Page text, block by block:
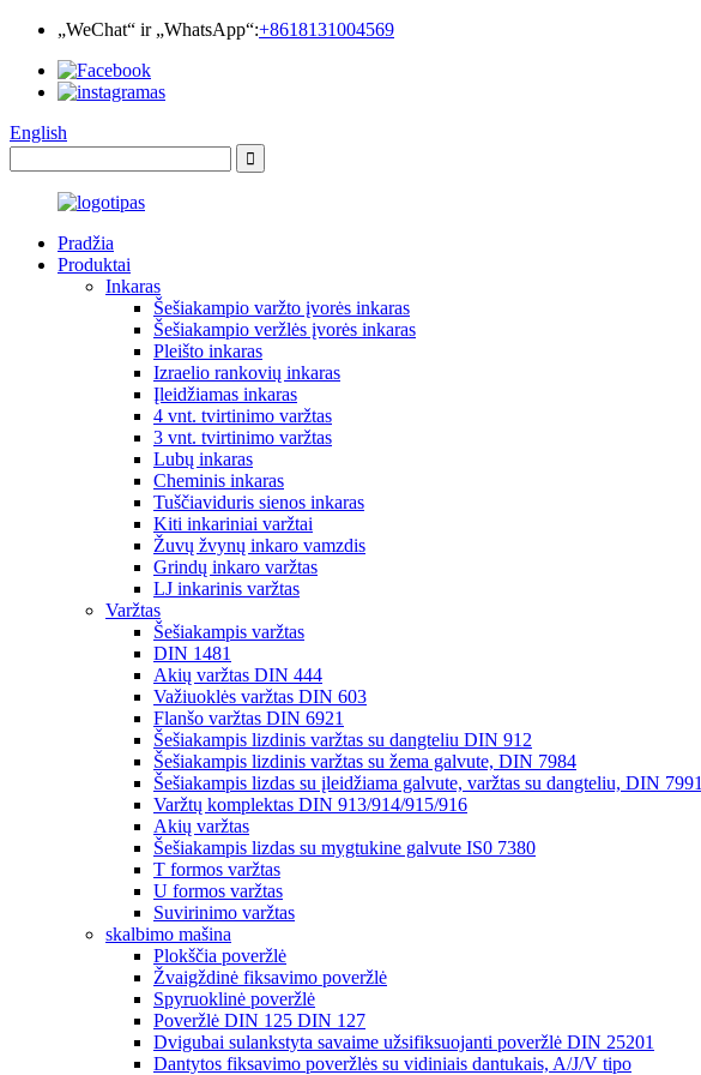
„WeChat“ ir „WhatsApp“:+8618131004569
English
Pradžia
Produktai
Inkaras
Šešiakampio varžto įvorės inkaras
Šešiakampio veržlės įvorės inkaras
Pleišto inkaras
Izraelio rankovių inkaras
Įleidžiamas inkaras
4 vnt. tvirtinimo varžtas
3 vnt. tvirtinimo varžtas
Lubų inkaras
Cheminis inkaras
Tuščiaviduris sienos inkaras
Kiti inkariniai varžtai
Žuvų žvynų inkaro vamzdis
Grindų inkaro varžtas
LJ inkarinis varžtas
Varžtas
Šešiakampis varžtas
DIN 1481
Akių varžtas DIN 444
Važiuoklės varžtas DIN 603
Flanšo varžtas DIN 6921
Šešiakampis lizdinis varžtas su dangteliu DIN 912
Šešiakampis lizdinis varžtas su žema galvute, DIN 7984
Šešiakampis lizdas su įleidžiama galvute, varžtas su dangteliu, DIN 7991
Varžtų komplektas DIN 913/914/915/916
Akių varžtas
Šešiakampis lizdas su mygtukine galvute IS0 7380
T formos varžtas
U formos varžtas
Suvirinimo varžtas
skalbimo mašina
Plokščia poveržlė
Žvaigždinė fiksavimo poveržlė
Spyruoklinė poveržlė
Poveržlė DIN 125 DIN 127
Dvigubai sulankstyta savaime užsifiksuojanti poveržlė DIN 25201
Dantytos fiksavimo poveržlės su vidiniais dantukais, A/J/V tipo